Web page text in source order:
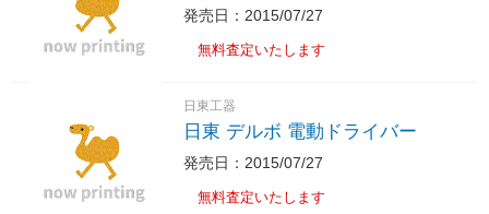
発売日：2015/07/27
無料査定いたします
日東工器
日東 デルボ 電動ドライバー
発売日：2015/07/27
無料査定いたします